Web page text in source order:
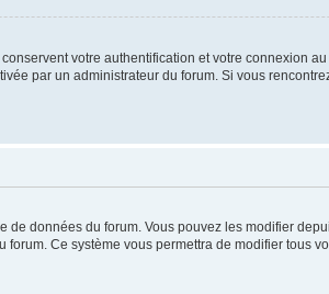
votre authentification et votre connexion
par un administrateur du forum. Si vous
données du forum. Vous pouvez les modifier
Ce système vous permettra de modifier tous